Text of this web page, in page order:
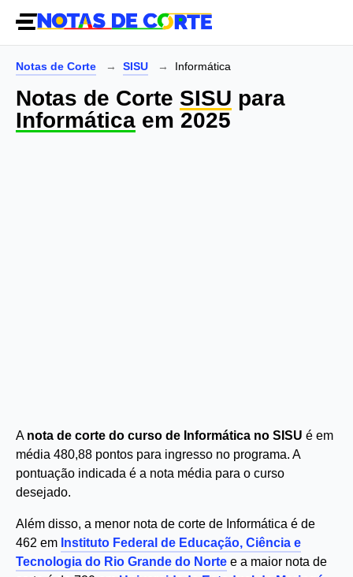
Notas de Corte SISU Informática
Notas de Corte SISU para
Informática em 2025
A nota de corte do curso de Informática no SISU é em
média 480,88 pontos para ingresso no programa. A
pontuação indicada é a nota média para o curso
desejado.
Além disso, a menor nota de corte de Informática é de
462 em Instituto Federal de Educação, Ciência e
Tecnologia do Rio Grande do Norte e a maior nota de